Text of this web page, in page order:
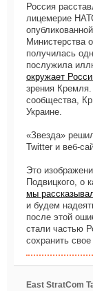
Россия
лицемерие
Министерства
получилась
послужила
окружает
зрения
сообщества,
Украине.
«Звезда»
Twitter и веб-
Это
Подвицкого, о
мы
и будем
после этой
стали частью
сохранить
East StratCom